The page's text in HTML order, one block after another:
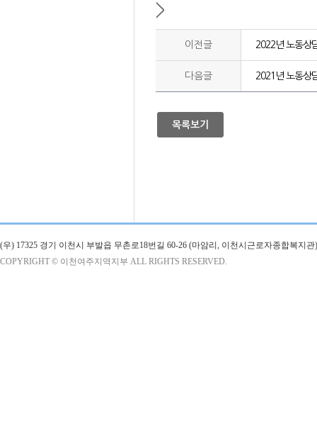
>
이전글 2022년 노동상
다음글 2021년 노동상
목록보기
(우) 17325 경기 이천시 부발읍 무촌로18번길 60-26 (마암리, 이천시근로자종합복지관
COPYRIGHT © 이천여주지역지부 ALL RIGHTS RESERVED.